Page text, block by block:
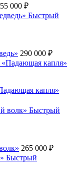
000 ₽
Быстрый
290 000 ₽
капля»
Быстрый
265 000 ₽
Быстрый